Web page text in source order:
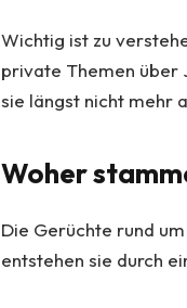
Wichtig ist zu
private Themen über
sie längst nicht mehr
Woher
Die Gerüchte rund um
entstehen sie durch